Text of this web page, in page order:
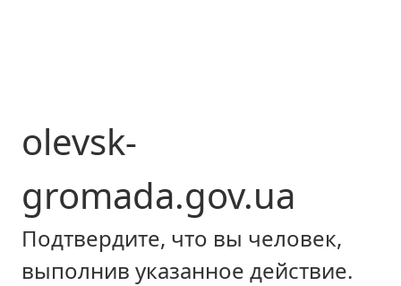
olevsk-
gromada.gov.ua
Подтвердите, что вы человек,
выполнив указанное действие.